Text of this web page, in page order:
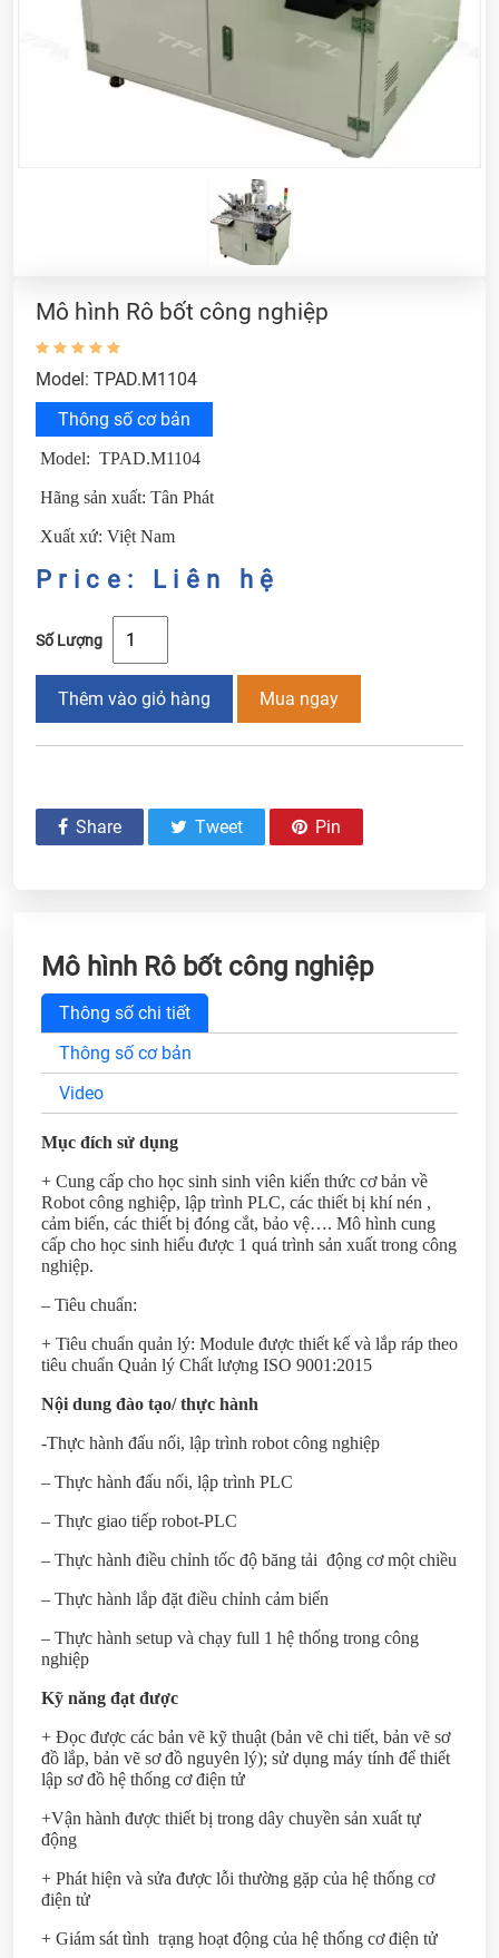
Mô hình Rô bốt công nghiệp
Model: TPAD.M1104
Thông số cơ bản
Model: TPAD.M1104
Hãng sản xuất: Tân Phát
Xuất xứ: Việt Nam
Price: Liên hệ
Số Lượng
Thêm vào giỏ hàng Mua ngay
Share Tweet Pin
Mô hình Rô bốt công nghiệp
Thông số chi tiết
Thông số cơ bản
Video
Mục đích sử dụng
+ Cung cấp cho học sinh sinh viên kiến thức cơ bản về
Robot công nghiệp, lập trình PLC, các thiết bị khí nén ,
cảm biến, các thiết bị đóng cắt, bảo vệ…. Mô hình cung
cấp cho học sinh hiểu được 1 quá trình sản xuất trong công
nghiệp.
– Tiêu chuẩn:
+ Tiêu chuẩn quản lý: Module được thiết kế và lắp ráp theo
tiêu chuẩn Quản lý Chất lượng ISO 9001:2015
Nội dung đào tạo/ thực hành
-Thực hành đấu nối, lập trình robot công nghiệp
– Thực hành đấu nối, lập trình PLC
– Thực giao tiếp robot-PLC
– Thực hành điều chỉnh tốc độ băng tải động cơ một chiều
– Thực hành lắp đặt điều chỉnh cảm biến
– Thực hành setup và chạy full 1 hệ thống trong công
nghiệp
Kỹ năng đạt được
+ Đọc được các bản vẽ kỹ thuật (bản vẽ chi tiết, bản vẽ sơ
đồ lắp, bản vẽ sơ đồ nguyên lý); sử dụng máy tính để thiết
lập sơ đồ hệ thống cơ điện tử
+Vận hành được thiết bị trong dây chuyền sản xuất tự
động
+ Phát hiện và sửa được lỗi thường gặp của hệ thống cơ
điện tử
+ Giám sát tình trạng hoạt động của hệ thống cơ điện tử